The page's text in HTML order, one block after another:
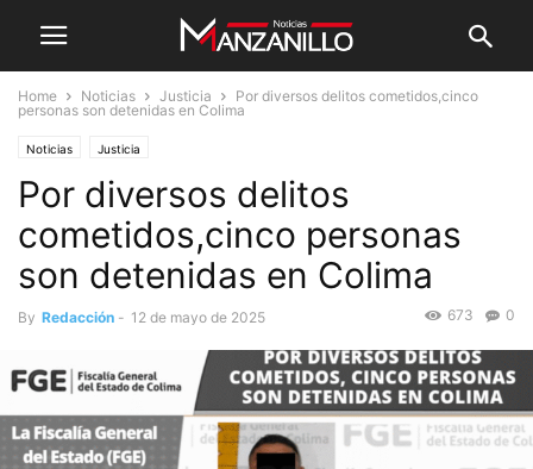
Home Noticias Justicia
Por diversos delitos cometidos,cinco
personas son detenidas en Colima
Noticias Justicia
Por diversos delitos
cometidos,cinco personas
son detenidas en Colima
By Redacción - 12 de mayo de 2025 0
673